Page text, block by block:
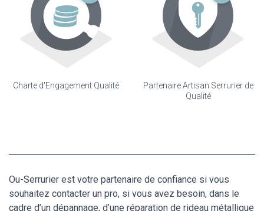
Charte d'Engagement Qualité
Partenaire Artisan Serrurier de
Qualité
Ou-Serrurier est votre partenaire de confiance si vous
souhaitez contacter un pro, si vous avez besoin, dans le
cadre d’un dépannage, d’une réparation de rideau métallique